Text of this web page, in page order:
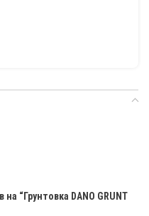
“Грунтовка DANO GRUNT